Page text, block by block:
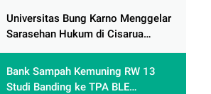
Sambut Ramadhan 1447 Hijriah
Universitas Bung Karno Menggelar
Sarasehan Hukum di Cisarua
meningkatkan pemahaman
akademis Mahasiswa Fakultas
Bank Sampah Kemuning RW 13
Studi Banding ke TPA BLE